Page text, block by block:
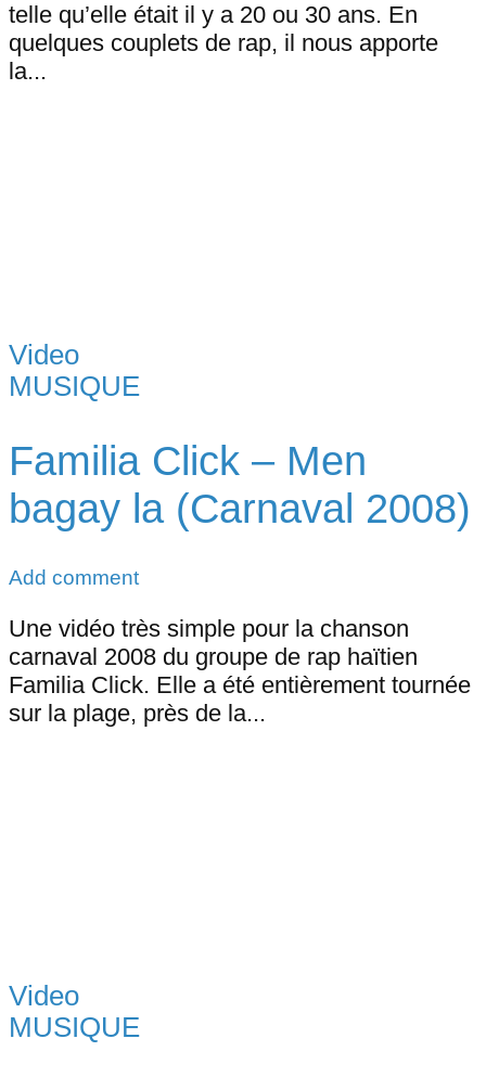
telle qu’elle était il y a 20 ou 30 ans. En
quelques couplets de rap, il nous apporte
la...
Video
MUSIQUE
Familia Click – Men
bagay la (Carnaval 2008)
Add comment
Une vidéo très simple pour la chanson
carnaval 2008 du groupe de rap haïtien
Familia Click. Elle a été entièrement tournée
sur la plage, près de la...
Video
MUSIQUE